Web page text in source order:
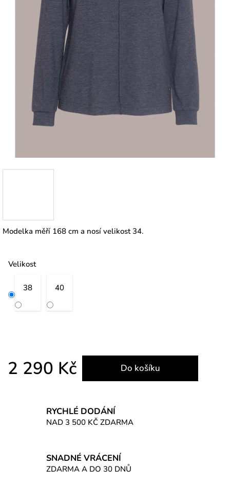
Modelka měří 168 cm a nosí velikost 34.
Velikost
38 40
2 290 Kč Do košíku
RYCHLÉ DODÁNÍ
NAD 3 500 KČ ZDARMA
SNADNÉ VRÁCENÍ
ZDARMA A DO 30 DNŮ